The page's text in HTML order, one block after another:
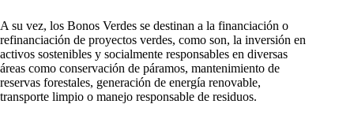
A su vez, los Bonos Verdes se destinan a la financiación o
refinanciación de proyectos verdes, como son, la inversión en
activos sostenibles y socialmente responsables en diversas
áreas como conservación de páramos, mantenimiento de
reservas forestales, generación de energía renovable,
transporte limpio o manejo responsable de residuos.